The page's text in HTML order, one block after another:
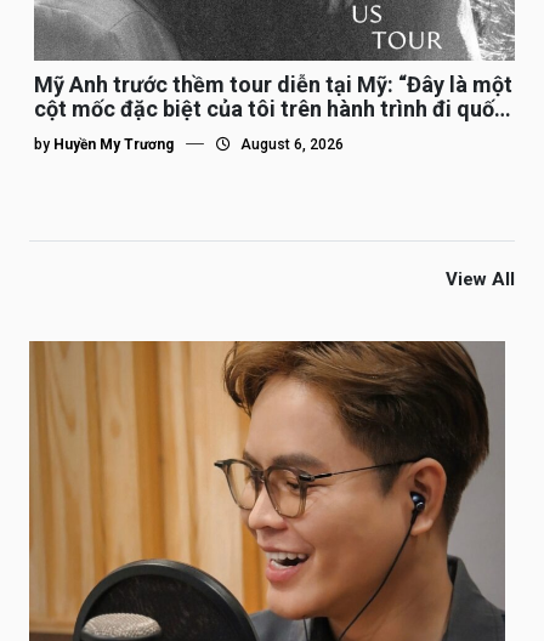
Mỹ Anh trước thềm tour diễn tại Mỹ: “Đây là một
cột mốc đặc biệt của tôi trên hành trình đi quốc
tế”
by Huyền My Trương August 6, 2026
View All